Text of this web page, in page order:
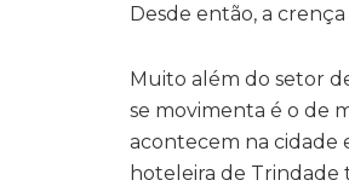
Desde então, a
Muito além do setor
se movimenta é o de
acontecem na cidade
hoteleira de Trindade